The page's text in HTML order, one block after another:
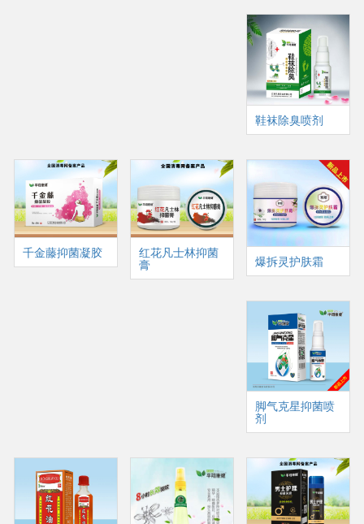
鞋袜除臭喷剂
千金藤抑菌凝胶 红花凡士林抑菌
膏 爆拆灵护肤霜
脚气克星抑菌喷
剂